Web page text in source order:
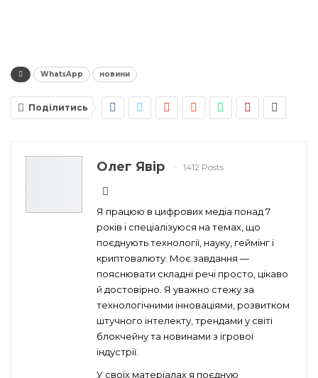
WhatsApp новини
Поділитись
Олег Явір 1412 Posts
Я працюю в цифрових медіа понад 7
років і спеціалізуюся на темах, що
поєднують технології, науку, геймінг і
криптовалюту. Моє завдання —
пояснювати складні речі просто, цікаво
й достовірно. Я уважно стежу за
технологічними інноваціями, розвитком
штучного інтелекту, трендами у світі
блокчейну та новинами з ігрової
індустрії.
У своїх матеріалах я поєдную